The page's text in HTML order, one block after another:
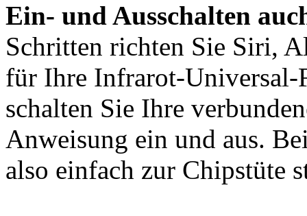
Ein- und Ausschalten
Schritten richten Sie Siri,
für Ihre Infrarot-Universal-
schalten Sie Ihre
Anweisung ein und aus.
also einfach zur Chipstüte